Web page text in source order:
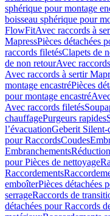
sphérique pour montage
boisseau sphérique pour
FlowFitAvec raccords à
MapressPièces détachées
raccords filetésClapets de
de non retourAvec
Avec raccords à sertir
montage encastréPièces
pour montage encastré
Avec raccords filetés
chauffagePurgeurs rapides
l’évacuationGeberit Silent-
pour RaccordsCoudes
Embranchements
pour Pièces de nettoyage
Raccordements
emboîterPièces détachées
serrageRaccords de
détachées pour Raccords